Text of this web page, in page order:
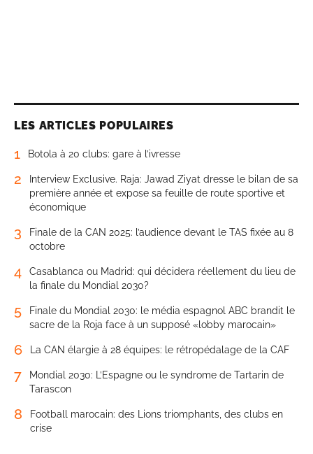
LES ARTICLES POPULAIRES
1 Botola à 20 clubs: gare à l’ivresse
2
Interview Exclusive. Raja: Jawad Ziyat dresse le bilan de sa
première année et expose sa feuille de route sportive et
économique
3
Finale de la CAN 2025: l’audience devant le TAS fixée au 8
octobre
4
Casablanca ou Madrid: qui décidera réellement du lieu de
la finale du Mondial 2030?
5
Finale du Mondial 2030: le média espagnol ABC brandit le
sacre de la Roja face à un supposé «lobby marocain»
6 La CAN élargie à 28 équipes: le rétropédalage de la CAF
7
Mondial 2030: L’Espagne ou le syndrome de Tartarin de
Tarascon
8
Football marocain: des Lions triomphants, des clubs en
crise